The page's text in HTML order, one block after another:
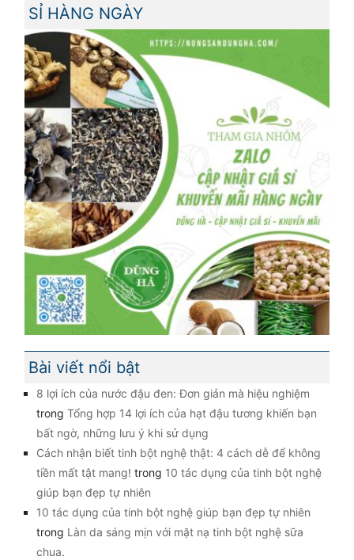
SỈ HÀNG NGÀY
Bài viết nổi bật
8 lợi ích của nước đậu đen: Đơn giản mà hiệu nghiệm
trong Tổng hợp 14 lợi ích của hạt đậu tương khiến bạn
bất ngờ, những lưu ý khi sử dụng
Cách nhận biết tinh bột nghệ thật: 4 cách dễ để không
tiền mất tật mang! trong 10 tác dụng của tinh bột nghệ
giúp bạn đẹp tự nhiên
10 tác dụng của tinh bột nghệ giúp bạn đẹp tự nhiên
trong Làn da sáng mịn với mặt nạ tinh bột nghệ sữa
chua.